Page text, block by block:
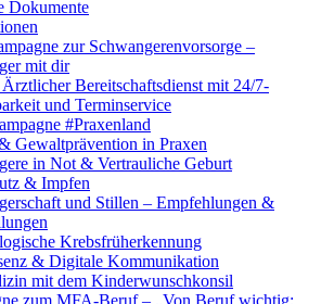
Dokumente
zur Schwangerenvorsorge –
mit dir
Ärztlicher Bereitschaftsdienst mit 24/7-
und Terminservice
#Praxenland
Gewaltprävention in Praxen
in Not & Vertrauliche Geburt
& Impfen
und Stillen – Empfehlungen &
Krebsfrüherkennung
& Digitale Kommunikation
mit dem Kinderwunschkonsil
zum MFA-Beruf – „Von Beruf wichtig: